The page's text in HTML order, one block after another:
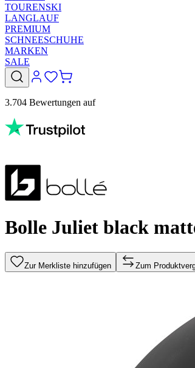
TOURENSKI
LANGLAUF
PREMIUM
SCHNEESCHUHE
MARKEN
SALE
3.704 Bewertungen auf
Bolle Juliet black
Zur Merkliste hinzufügen Zum